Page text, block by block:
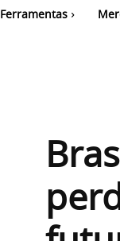
Ferramentas